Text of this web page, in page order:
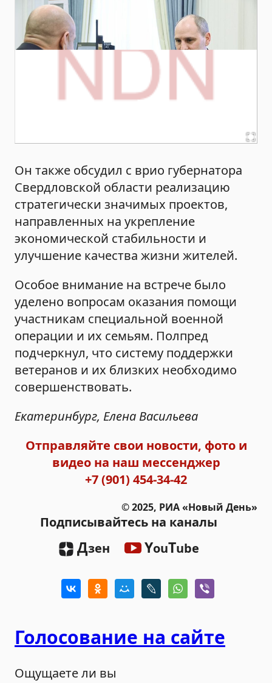
Он также обсудил с врио губернатора
Свердловской области реализацию
стратегически значимых проектов,
направленных на укрепление
экономической стабильности и
улучшение качества жизни жителей.
Особое внимание на встрече было
уделено вопросам оказания помощи
участникам специальной военной
операции и их семьям. Полпред
подчеркнул, что систему поддержки
ветеранов и их близких необходимо
совершенствовать.
Екатеринбург, Елена Васильева
Отправляйте свои новости, фото и
видео на наш мессенджер
+7 (901) 454-34-42
© 2025, РИА «Новый День»
Подписывайтесь на каналы
Дзен YouTube
Голосование на сайте
Ощущаете ли вы